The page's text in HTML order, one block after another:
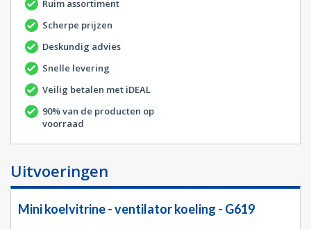
Ruim assortiment
Scherpe prijzen
Deskundig advies
Snelle levering
Veilig betalen met iDEAL
90% van de producten op
voorraad
Uitvoeringen
Mini koelvitrine - ventilator koeling - G619